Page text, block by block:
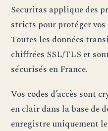
Securitas applique des
stricts pour protéger
Toutes les données
chiffrées SSL/TLS et
sécurisés en France.
Vos codes d’accès sont
en clair dans la base de
enregistre uniquement